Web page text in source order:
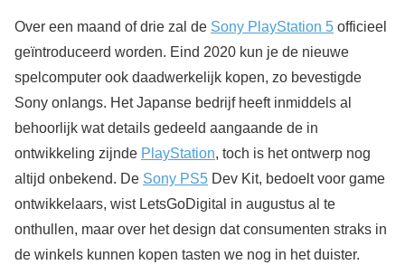
Over een maand of drie zal de Sony PlayStation 5 officieel
geïntroduceerd worden. Eind 2020 kun je de nieuwe
spelcomputer ook daadwerkelijk kopen, zo bevestigde
Sony onlangs. Het Japanse bedrijf heeft inmiddels al
behoorlijk wat details gedeeld aangaande de in
ontwikkeling zijnde PlayStation, toch is het ontwerp nog
altijd onbekend. De Sony PS5 Dev Kit, bedoelt voor game
ontwikkelaars, wist LetsGoDigital in augustus al te
onthullen, maar over het design dat consumenten straks in
de winkels kunnen kopen tasten we nog in het duister.